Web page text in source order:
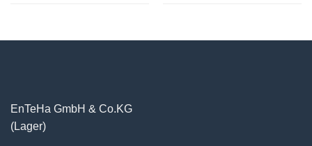
EnTeHa GmbH & Co.KG
(Lager)